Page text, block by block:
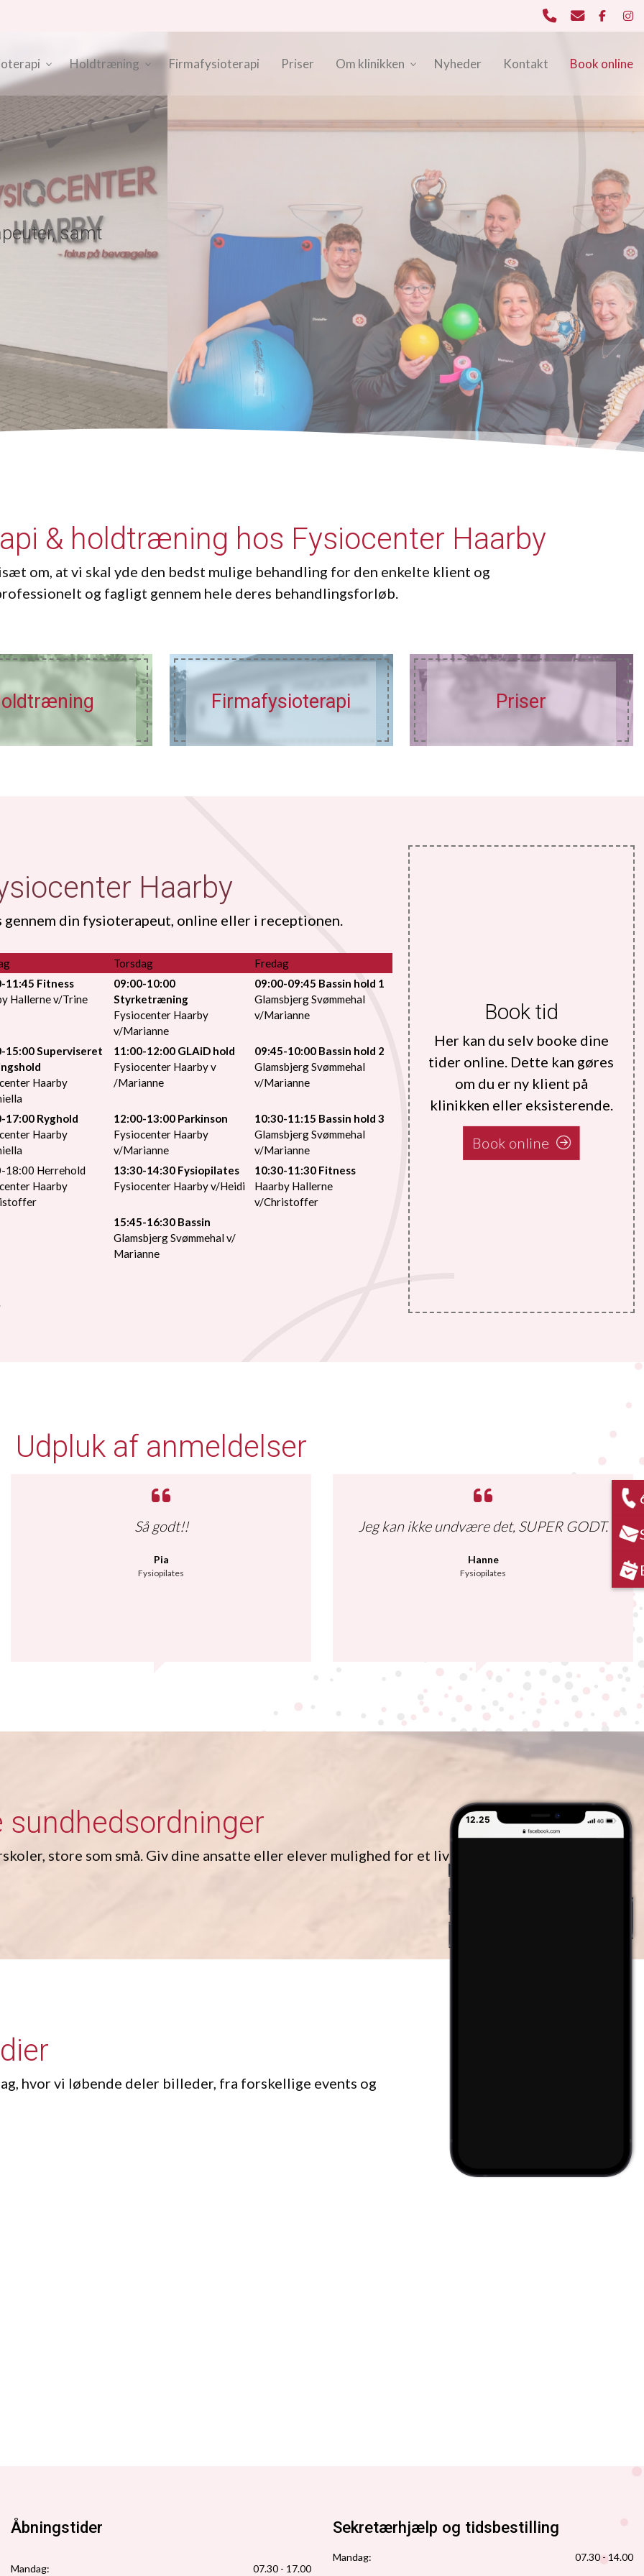
Holdtræning Firmafysioterapi Priser Om klinikken Nyheder Kontakt Book online
samt
& holdtræning hos Fysiocenter Haarby
om, at vi skal yde den bedst mulige behandling for den enkelte klient og
og fagligt gennem hele deres behandlingsforløb.
Firmafysioterapi Priser
Haarby
din fysioterapeut, online eller i receptionen.
Torsdag
Fredag
11:45 Fitness
Hallerne v/Trine
09:00-10:00
Styrketræning
Fysiocenter Haarby
v/Marianne
09:00-09:45 Bassin hold 1
Glamsbjerg Svømmehal
v/Marianne
15:00 Superviseret
Haarby
11:00-12:00 GLAiD hold
Fysiocenter Haarby v
/Marianne
09:45-10:00 Bassin hold 2
Glamsbjerg Svømmehal
v/Marianne
17:00 Ryghold
Haarby
12:00-13:00 Parkinson
Fysiocenter Haarby
v/Marianne
10:30-11:15 Bassin hold 3
Glamsbjerg Svømmehal
v/Marianne
18:00 Herrehold
Haarby
13:30-14:30 Fysiopilates
Fysiocenter Haarby v/Heidi
10:30-11:30 Fitness
Haarby Hallerne
v/Christoffer
15:45-16:30 Bassin
Glamsbjerg Svømmehal v/
Marianne
Book tid
Her kan du selv booke dine
tider online. Dette kan gøres
om du er ny klient på
klinikken eller eksisterende.
Book online
Udpluk af anmeldelser
Pia
Fysiopilates
Så godt!!
Hanne
Fysiopilates
Jeg kan ikke undvære det, SUPER GODT.
sundhedsordninger
store som små. Giv dine ansatte eller elever mulighed for et liv i bevægelse.
hvor vi løbende deler billeder, fra forskellige events og
Åbningstider
Mandag: 07.30 - 17.00
Sekretærhjælp og tidsbestilling
Mandag:
07.30 - 14.00